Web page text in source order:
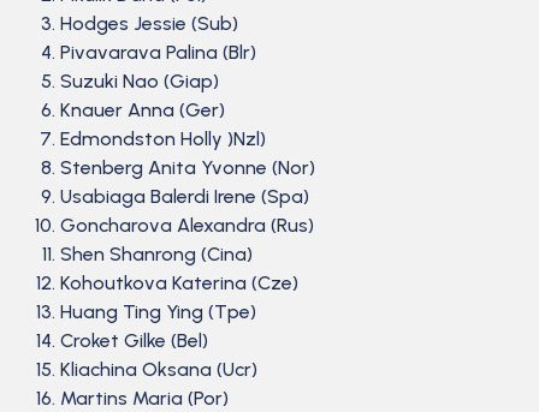
Hodges Jessie (Sub)
Pivavarava Palina (Blr)
Suzuki Nao (Giap)
Knauer Anna (Ger)
Edmondston Holly )Nzl)
Stenberg Anita Yvonne (Nor)
Usabiaga Balerdi Irene (Spa)
Goncharova Alexandra (Rus)
Shen Shanrong (Cina)
Kohoutkova Katerina (Cze)
Huang Ting Ying (Tpe)
Croket Gilke (Bel)
Kliachina Oksana (Ucr)
Martins Maria (Por)